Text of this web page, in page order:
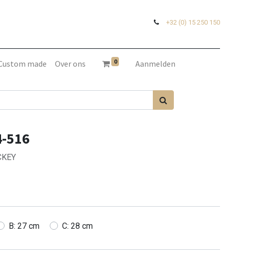
+32 (0) 15 250 150
made Over ons 0 Aanmelden
516
B: 27 cm C: 28 cm